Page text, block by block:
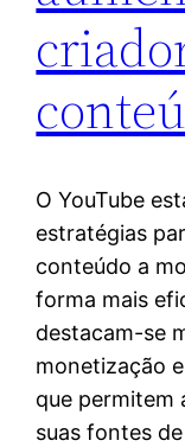
O YouTube
estratégias
conteúdo a
forma mais
destacam-se
monetização
que permitem
suas fontes